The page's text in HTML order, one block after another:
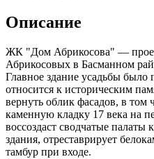
Описание
ЖК "Дом Абрикосова" — проект реставрации дома купцов
Абрикосовых в Басманном
Главное здание усадьбы было
относится к историческим
вернуть облик фасадов, в том
каменную кладку 17 века на
воссоздаст сводчатые палаты
здания, отреставрирует
тамбур при входе.